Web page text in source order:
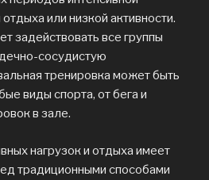
или низкой активности.
задействовать все группы
сосудистую
тренировка может быть
виды спорта, от бега и
в зале.
нагрузок и отдыха имеет
традиционными способами